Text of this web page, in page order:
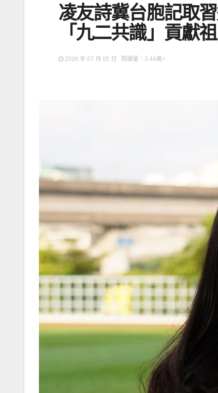
凌友詩冀台胞記取
「九二共識」貢獻
2026 年 07 月 05 日 閱讀量：3.44萬+